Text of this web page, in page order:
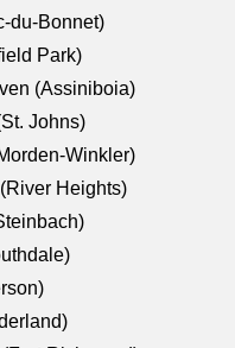
du-Bonnet)
Park)
(Assiniboia)
Johns)
Winkler)
Heights)